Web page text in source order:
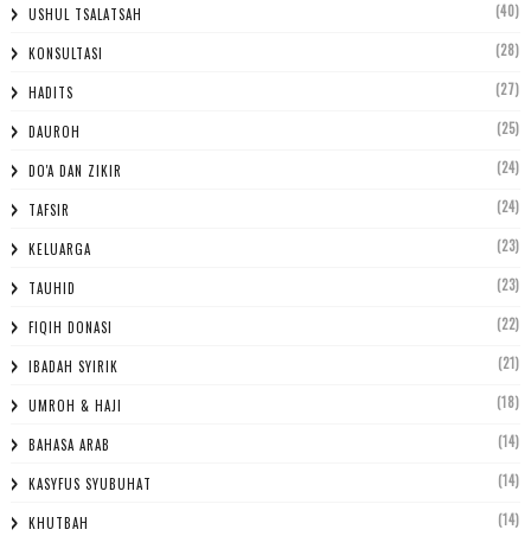
USHUL TSALATSAH (40)
KONSULTASI (28)
HADITS (27)
DAUROH (25)
DO'A DAN ZIKIR (24)
TAFSIR (24)
KELUARGA (23)
TAUHID (23)
FIQIH DONASI (22)
IBADAH SYIRIK (21)
UMROH & HAJI (18)
BAHASA ARAB (14)
KASYFUS SYUBUHAT (14)
KHUTBAH (14)